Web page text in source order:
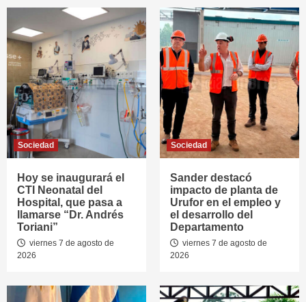
Sociedad
Hoy se inaugurará el
CTI Neonatal del
Hospital, que pasa a
llamarse “Dr. Andrés
Toriani”
viernes 7 de agosto de
2026
Sociedad
Sander destacó
impacto de planta de
Urufor en el empleo y
el desarrollo del
Departamento
viernes 7 de agosto de
2026